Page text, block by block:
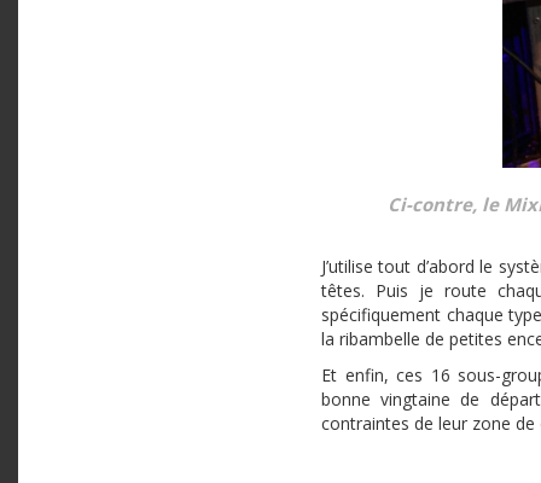
Ci-contre, le
J’utilise tout d’abord le
têtes. Puis je route
spécifiquement chaque
la ribambelle de petites
Et enfin, ces 16 sous-
bonne vingtaine de
contraintes de leur zone de